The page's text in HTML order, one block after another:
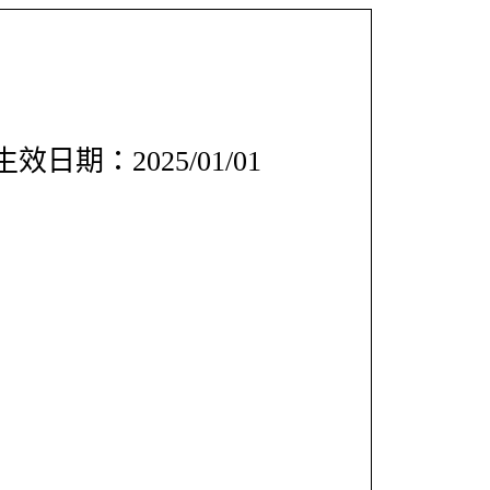
效日期：2025/01/01